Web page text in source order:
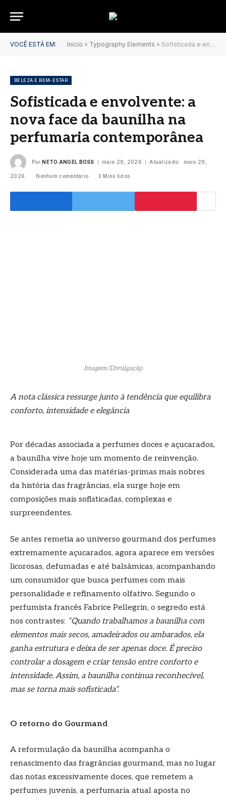
VOCÊ ESTÁ EM: Início » Typography Elements » Sofisticada e envolvente: a nova face da baunilha na perfumaria contemporânea
BELEZA E BEM-ESTAR
Sofisticada e envolvente: a
nova face da baunilha na
perfumaria contemporânea
Por NETO ANGEL BOSS maio 29, 2026 Atualizado: maio 29,
2026 Nenhum comentário 3 Mins lidos
Imagem/Divulgaçãp
A nota clássica ressurge junto à tendência que equilibra
conforto, intensidade e elegância
Por décadas associada a perfumes doces e açucarados,
a baunilha vive hoje um momento de reinvenção.
Considerada uma das matérias-primas mais nobres
da história das fragrâncias, ela surge hoje em
composições mais sofisticadas, complexas e
surpreendentes.
Se antes remetia ao universo gourmand dos perfumes
extremamente açucarados, agora aparece em versões
licorosas, defumadas e até balsâmicas, acompanhando
um consumidor que busca perfumes com mais
personalidade e refinamento olfativo. Segundo o
perfumista francês Fabrice Pellegrin, o segredo está
nos contrastes: “Quando trabalhamos a baunilha com
elementos mais secos, amadeirados ou ambarados, ela
ganha estrutura e deixa de ser apenas doce. É preciso
controlar a dosagem e criar tensão entre conforto e
intensidade. Assim, a baunilha continua reconhecível,
mas se torna mais sofisticada”.
O retorno do Gourmand
A reformulação da baunilha acompanha o
renascimento das fragrâncias gourmand, mas no lugar
das notas excessivamente doces, que remetem a
perfumes juvenis, a perfumaria atual aposta no